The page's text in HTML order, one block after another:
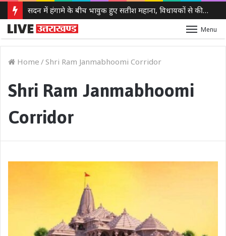
सदन में हंगामे के बीच भावुक हुए सतीश महाना, विधायकों से की मर्यादा बनाए रखने की अपील
Menu
Home / Shri Ram Janmabhoomi Corridor
Shri Ram Janmabhoomi
Corridor